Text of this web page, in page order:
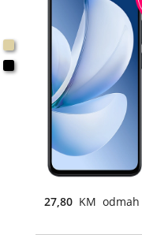
27,80 KM odmah